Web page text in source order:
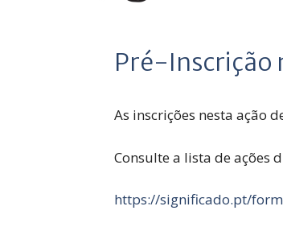
Pré-Inscrição
As inscrições nesta ação
Consulte a lista de ações
https://significado.pt/